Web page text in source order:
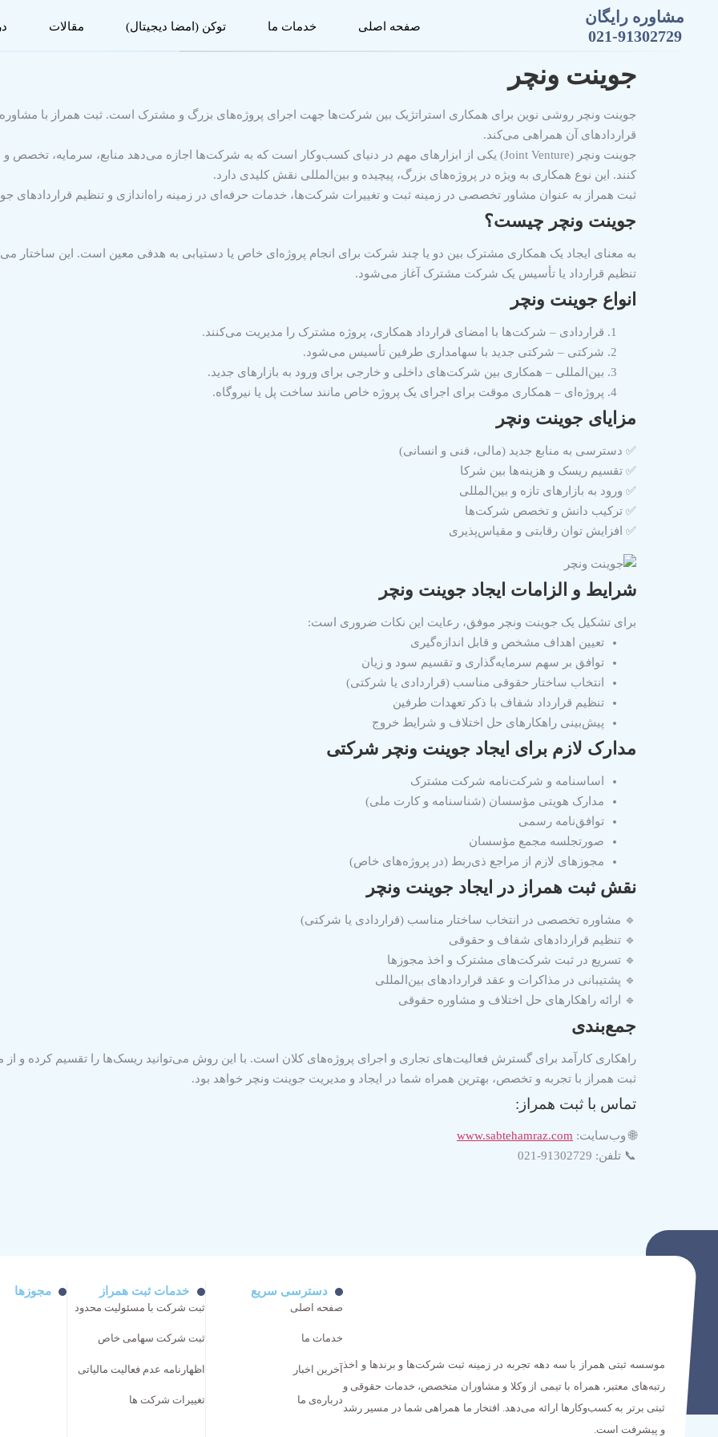
مشاوره رایگان
021-91302729
صفحه اصلی خدمات ما توکن (امضا دیجیتال) مقالات
جوینت ونچر
جوینت ونچر روشی نوین برای همکاری استراتژیک بین شرکت‌ها جهت اجرای پروژه‌های بزرگ و مشترک است. ثبت همراز با
قراردادهای آن همراهی می‌کند.
جوینت ونچر (Joint Venture)
یکی از ابزارهای مهم در دنیای کسب‌وکار است که به شرکت‌ها اجازه می‌دهد منابع، سرمایه، تخصص
کنند. این نوع همکاری به ویژه در پروژه‌های بزرگ، پیچیده و بین‌المللی نقش کلیدی دارد.
ثبت همراز به عنوان مشاور تخصصی در زمینه ثبت و تغییرات شرکت‌ها، خدمات حرفه‌ای در زمینه راه‌اندازی و تنظیم قراردادهای
جوینت ونچر چیست؟
به معنای ایجاد یک همکاری مشترک بین دو یا چند شرکت برای انجام پروژه‌ای خاص یا دستیابی به هدفی معین است. این ساختار
تنظیم قرارداد یا تأسیس یک شرکت مشترک آغاز می‌شود.
انواع جوینت ونچر
قراردادی – شرکت‌ها با امضای قرارداد همکاری، پروژه مشترک را مدیریت می‌کنند.
شرکتی – شرکتی جدید با سهامداری طرفین تأسیس می‌شود.
بین‌المللی – همکاری بین شرکت‌های داخلی و خارجی برای ورود به بازارهای جدید.
پروژه‌ای – همکاری موقت برای اجرای یک پروژه خاص مانند ساخت پل یا نیروگاه.
مزایای جوینت ونچر
✅ دسترسی به منابع جدید (مالی، فنی و انسانی)
✅ تقسیم ریسک و هزینه‌ها بین شرکا
✅ ورود به بازارهای تازه و بین‌المللی
✅ ترکیب دانش و تخصص شرکت‌ها
✅ افزایش توان رقابتی و مقیاس‌پذیری
شرایط و الزامات ایجاد جوینت ونچر
برای تشکیل یک جوینت ونچر موفق، رعایت این نکات ضروری است:
تعیین اهداف مشخص و قابل اندازه‌گیری
توافق بر سهم سرمایه‌گذاری و تقسیم سود و زیان
انتخاب ساختار حقوقی مناسب (قراردادی یا شرکتی)
تنظیم قرارداد شفاف با ذکر تعهدات طرفین
پیش‌بینی راهکارهای حل اختلاف و شرایط خروج
مدارک لازم برای ایجاد جوینت ونچر شرکتی
اساسنامه و شرکت‌نامه شرکت مشترک
مدارک هویتی مؤسسان (شناسنامه و کارت ملی)
توافق‌نامه رسمی
صورتجلسه مجمع مؤسسان
مجوزهای لازم از مراجع ذی‌ربط (در پروژه‌های خاص)
نقش ثبت همراز در ایجاد جوینت ونچر
🔹 مشاوره تخصصی در انتخاب ساختار مناسب (قراردادی یا شرکتی)
🔹 تنظیم قراردادهای شفاف و حقوقی
🔹 تسریع در ثبت شرکت‌های مشترک و اخذ مجوزها
🔹 پشتیبانی در مذاکرات و عقد قراردادهای بین‌المللی
🔹 ارائه راهکارهای حل اختلاف و مشاوره حقوقی
جمع‌بندی
راهکاری کارآمد برای گسترش فعالیت‌های تجاری و اجرای پروژه‌های کلان است. با این روش می‌توانید ریسک‌ها را تقسیم کرده و از
ثبت همراز با تجربه و تخصص، بهترین همراه شما در ایجاد و مدیریت جوینت ونچر خواهد بود.
تماس با ثبت همراز:
🌐 وب‌سایت: www.sabtehamraz.com
📞 تلفن: 91302729-021
موسسه ثبتی همراز با سه دهه تجربه در زمینه ثبت شرکت‌ها و برندها و اخذ
رتبه‌های معتبر، همراه با تیمی از وکلا و مشاوران متخصص، خدمات حقوقی و
ثبتی برتر به کسب‌وکارها ارائه می‌دهد. افتخار ما همراهی شما در مسیر رشد
و پیشرفت است.
دسترسی سریع
صفحه اصلی
خدمات ما
آخرین اخبار
درباره‌ی ما
خدمات ثبت همراز
ثبت شرکت با مسئولیت محدود
ثبت شرکت سهامی خاص
اظهارنامه عدم فعالیت مالیاتی
تغییرات شرکت ها
مجوزها